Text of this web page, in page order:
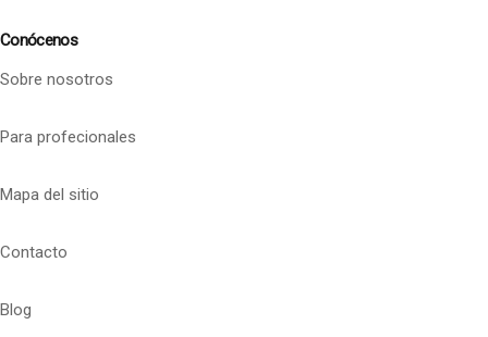
Conócenos
Sobre nosotros
Para profecionales
Mapa del sitio
Contacto
Blog